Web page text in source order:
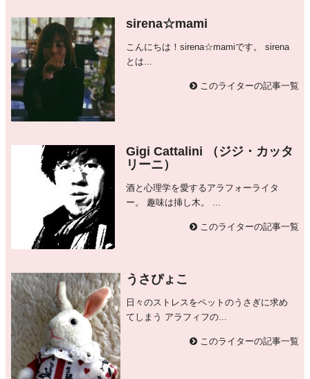
sirena☆mami
こんにちは！sirena☆mamiです。 sirena
とは...
このライターの記事一覧
Gigi Cattalini （ジジ・カッタ
リーニ）
酒と心理学を愛するアラフォーライタ
ー。 趣味は挿し木。 ...
このライターの記事一覧
うさぴょこ
日々のストレスをペットのうさぎに求め
てしまう アラフィフの...
このライターの記事一覧